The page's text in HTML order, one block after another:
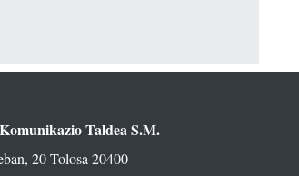
Taldea S.M.
20 Tolosa 20400